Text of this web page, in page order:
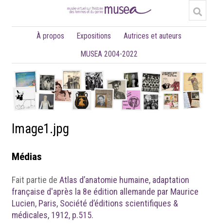
À propos Expositions
Autrices et auteurs
MUSEA 2004-2022
Image1.jpg
Médias
Fait partie de Atlas d’anatomie humaine, adaptation
française d'après la 8e édition allemande par Maurice
Lucien, Paris, Société d’éditions scientifiques &
médicales, 1912, p.515.